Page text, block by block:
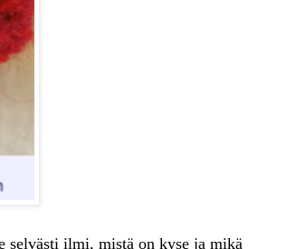
selvästi ilmi, mistä on kyse ja mikä